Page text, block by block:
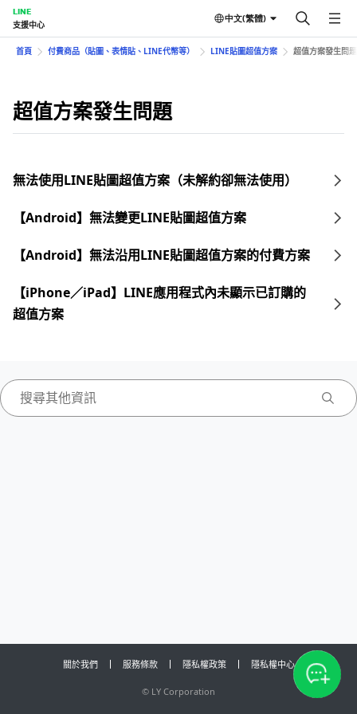
LINE
支援中心
中文(繁體)
首頁 付費商品（貼圖、表情貼、LINE代幣等） LINE貼圖超值方案 超值方案發生問題
超值方案發生問題
無法使用LINE貼圖超值方案（未解約卻無法使用）
【Android】無法變更LINE貼圖超值方案
【Android】無法沿用LINE貼圖超值方案的付費方案
【iPhone／iPad】LINE應用程式內未顯示已訂購的
超值方案
關於我們 服務條款 隱私權政策 隱私權中心
© LY Corporation